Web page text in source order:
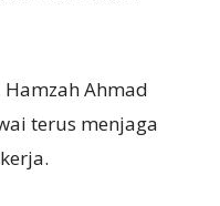
Ahmad
terus menjaga